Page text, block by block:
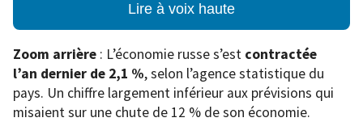
Lire à voix haute
Zoom arrière : L’économie russe s’est contractée
l’an dernier de 2,1 %, selon l’agence statistique du
pays. Un chiffre largement inférieur aux prévisions qui
misaient sur une chute de 12 % de son économie.